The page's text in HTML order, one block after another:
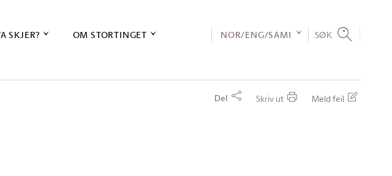
SKJER? OM STORTINGET NOR/ENG/SÁMI SØK
Del Skriv ut Meld feil